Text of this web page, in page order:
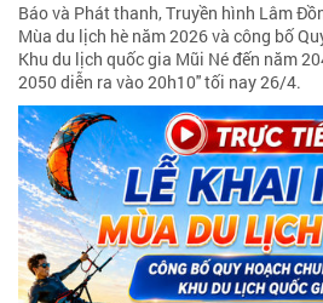
Báo và Phát thanh, Truyền hình Lâm
Mùa du lịch hè năm 2026 và công bố
Khu du lịch quốc gia Mũi Né đến năm
2050 diễn ra vào 20h10'' tối nay 26/4.